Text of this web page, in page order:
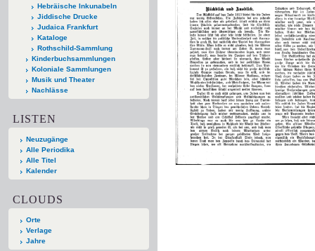
Hebräische Inkunabeln
Jiddische Drucke
Judaica Frankfurt
Kataloge
Rothschild-Sammlung
Kinderbuchsammlungen
Koloniale Sammlungen
Musik und Theater
Nachlässe
LISTEN
Neuzugänge
Alle Periodika
Alle Titel
Kalender
CLOUDS
Orte
Verlage
Jahre